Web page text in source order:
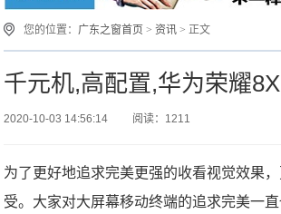
您的位置： 广东之窗首页 >资讯 > 正文
千元机,高配置,华为荣耀
2020-10-03 14:56:14 阅读：1211
为了更好地追求完美更强的收看视觉效果
受。大家对大屏幕移动终端的追求完美一